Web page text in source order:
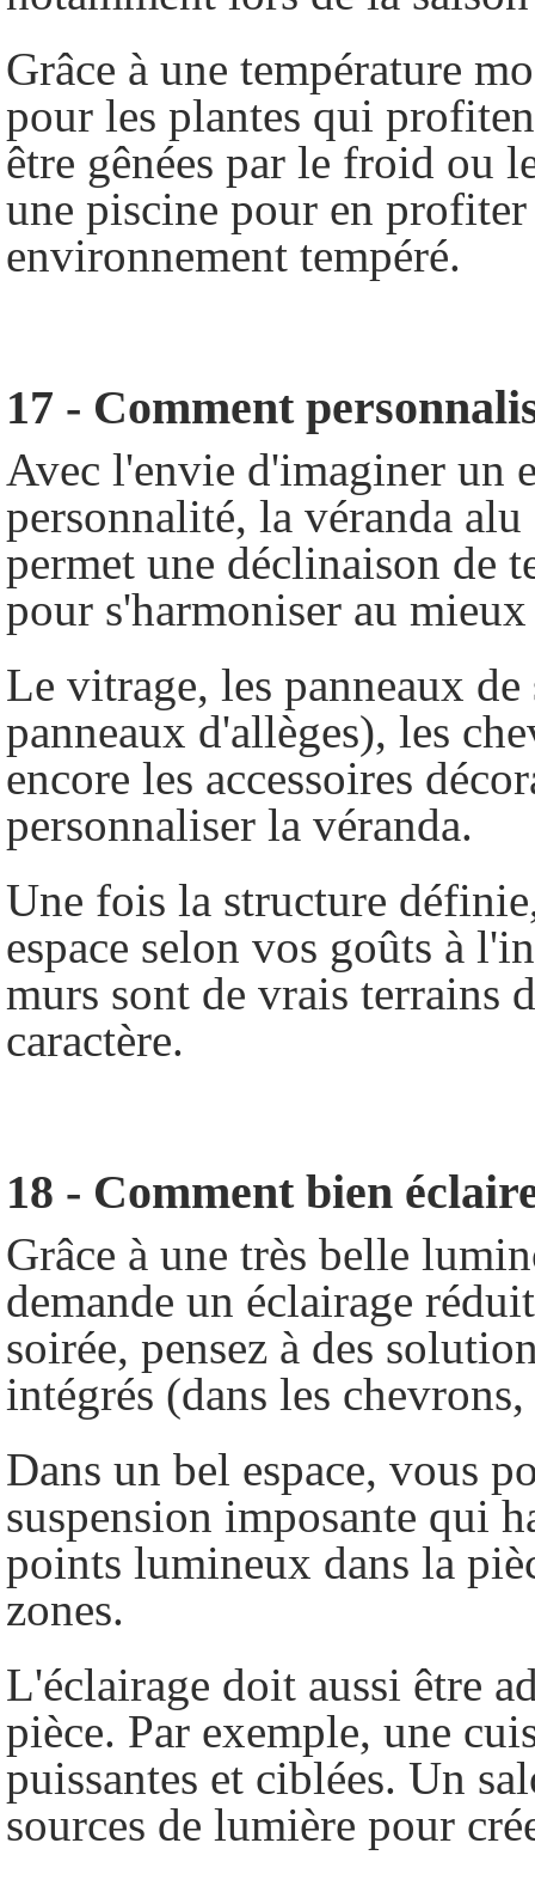
Grâce à une température
pour les plantes qui
être gênées par le froid ou
une piscine pour en
environnement tempéré.
17 - Comment
Avec l'envie d'imaginer un
personnalité, la véranda
permet une déclinaison de
pour s'harmoniser au
Le vitrage, les panneaux
panneaux d'allèges), les
encore les accessoires
personnaliser la véranda.
Une fois la structure
espace selon vos goûts à
murs sont de vrais terrains
caractère.
18 - Comment bien
Grâce à une très belle
demande un éclairage
soirée, pensez à des
intégrés (dans les
Dans un bel espace, vous
suspension imposante qui
points lumineux dans la
zones.
L'éclairage doit aussi être
pièce. Par exemple, une
puissantes et ciblées. Un
sources de lumière pour